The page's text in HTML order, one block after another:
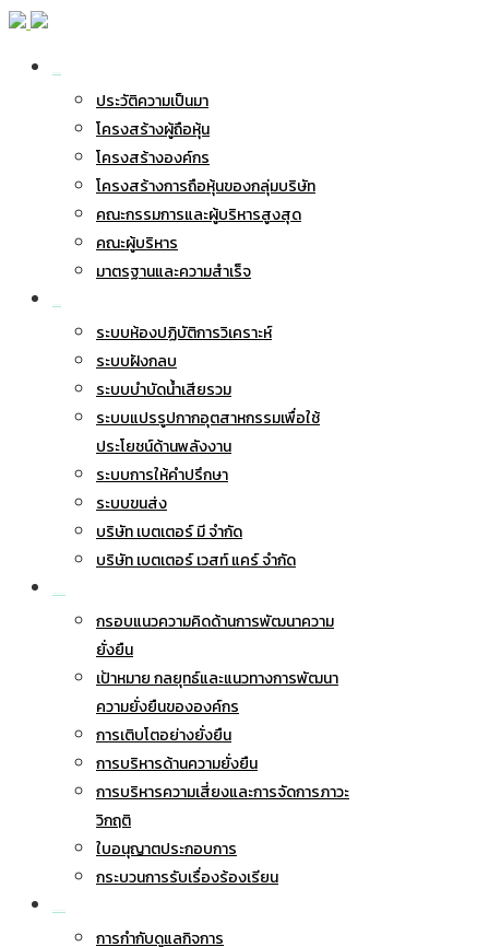
ประวัติความเป็นมา
โครงสร้างผู้ถือหุ้น
โครงสร้างองค์กร
โครงสร้างการถือหุ้นของกลุ่มบริษัท
คณะกรรมการและผู้บริหารสูงสุด
คณะผู้บริหาร
มาตรฐานและความสำเร็จ
ระบบห้องปฏิบัติการวิเคราะห์
ระบบฝังกลบ
ระบบบำบัดน้ำเสียรวม
ระบบแปรรูปกากอุตสาหกรรมเพื่อใช้
ประโยชน์ด้านพลังงาน
ระบบการให้คำปรึกษา
ระบบขนส่ง
บริษัท เบตเตอร์ มี จำกัด
บริษัท เบตเตอร์ เวสท์ แคร์ จำกัด
กรอบแนวความคิดด้านการพัฒนาความ
ยั่งยืน
เป้าหมาย กลยุทธ์และแนวทางการพัฒนา
ความยั่งยืนขององค์กร
การเติบโตอย่างยั่งยืน
การบริหารด้านความยั่งยืน
การบริหารความเสี่ยงและการจัดการภาวะ
วิกฤติ
ใบอนุญาตประกอบการ
กระบวนการรับเรื่องร้องเรียน
การกำกับดูแลกิจการ